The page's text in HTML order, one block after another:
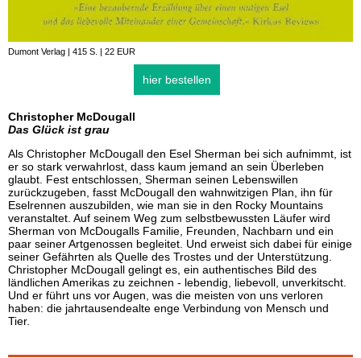
Dumont Verlag | 415 S. | 22 EUR
hier bestellen
Christopher McDougall
Das Glück ist grau
Als Christopher McDougall den Esel Sherman bei sich aufnimmt, ist
er so stark verwahrlost, dass kaum jemand an sein Überleben
glaubt. Fest entschlossen, Sherman seinen Lebenswillen
zurückzugeben, fasst McDougall den wahnwitzigen Plan, ihn für
Eselrennen auszubilden, wie man sie in den Rocky Mountains
veranstaltet. Auf seinem Weg zum selbstbewussten Läufer wird
Sherman von McDougalls Familie, Freunden, Nachbarn und ein
paar seiner Artgenossen begleitet. Und erweist sich dabei für einige
seiner Gefährten als Quelle des Trostes und der Unterstützung.
Christopher McDougall gelingt es, ein authentisches Bild des
ländlichen Amerikas zu zeichnen - lebendig, liebevoll, unverkitscht.
Und er führt uns vor Augen, was die meisten von uns verloren
haben: die jahrtausendealte enge Verbindung von Mensch und
Tier.